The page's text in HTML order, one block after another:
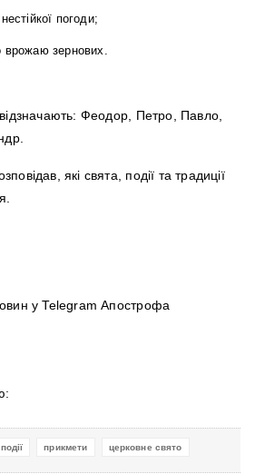
погоди;
зернових.
Феодор, Петро, Павло,
які свята, події та традиції
у Telegram Апострофа
події прикмети церковне свято